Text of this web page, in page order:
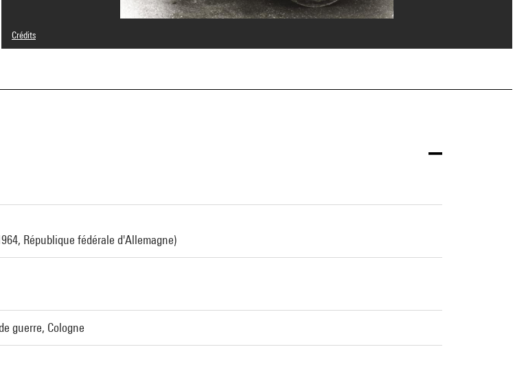
Crédits
© Die Photographische Sammlung / SK Stiftung Kultur - August Sander Archiv, Köln / Adagp, Paris
Diffusion image :GrandPalaisRmnPhoto
République fédérale d'Allemagne)
guerre, Cologne